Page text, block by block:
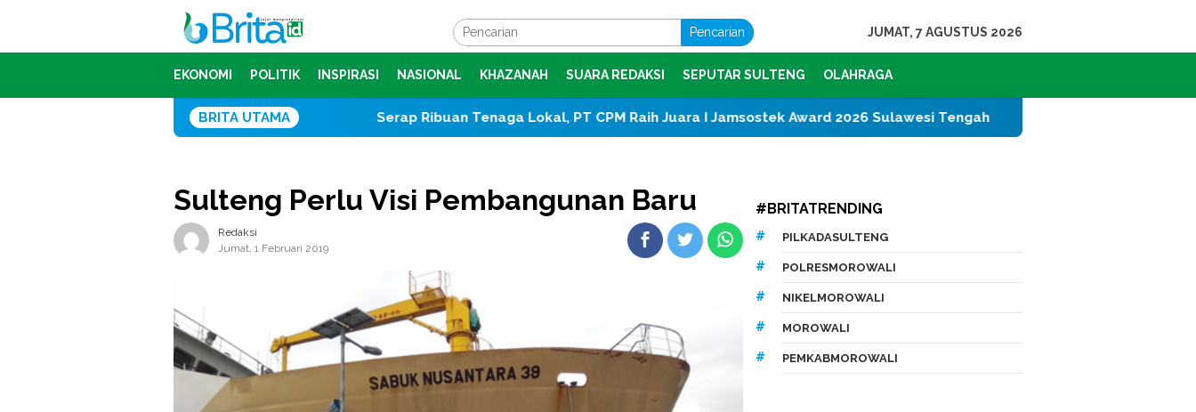
Pencarian JUMAT, 7 AGUSTUS 2026
EKONOMI POLITIK INSPIRASI NASIONAL KHAZANAH SUARA REDAKSI SEPUTAR SULTENG OLAHRAGA
BRITA UTAMASerap Ribuan Tenaga Lokal, PT CPM Raih Juara I Jamsostek Award 2026 Sulawesi Tengah PT IMIP dan Dinas Pendidikan
Sulteng Perlu Visi Pembangunan Baru
Redaksi
Jumat, 1 Februari 2019
#BRITATRENDING
PILKADASULTENG
POLRESMOROWALI
NIKELMOROWALI
MOROWALI
PEMKABMOROWALI